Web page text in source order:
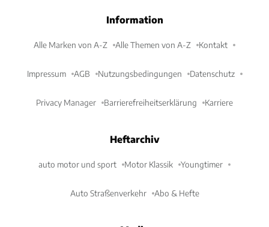
Information
Alle Marken von A-Z Alle Themen von A-Z Kontakt
Impressum AGB Nutzungsbedingungen Datenschutz
Privacy Manager Barrierefreiheitserklärung Karriere
Heftarchiv
auto motor und sport Motor Klassik Youngtimer
Auto Straßenverkehr Abo & Hefte